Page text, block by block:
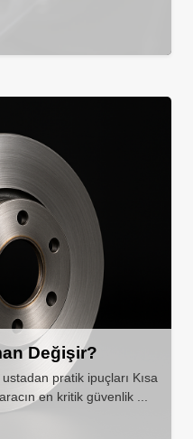
Değişir?
pratik ipuçları Kısa
en kritik güvenlik ...